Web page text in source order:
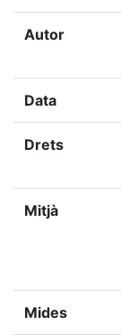
Autor
Data
Drets
Mitjà
Mides